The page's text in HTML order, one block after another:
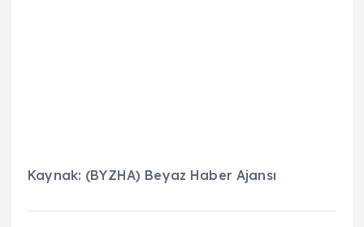
Kaynak: (BYZHA) Beyaz Haber Ajansı